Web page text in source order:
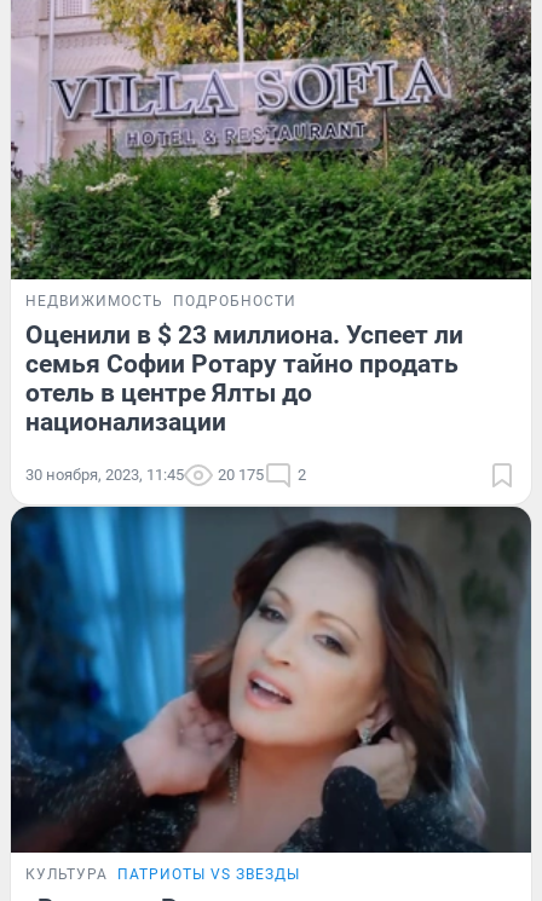
НЕДВИЖИМОСТЬ ПОДРОБНОСТИ
Оценили в $ 23 миллиона. Успеет ли
семья Софии Ротару тайно продать
отель в центре Ялты до
национализации
30 ноября, 2023, 11:45 20 175 2
КУЛЬТУРА ПАТРИОТЫ VS ЗВЕЗДЫ